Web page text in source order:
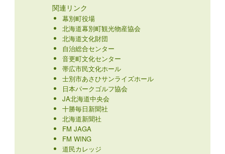
関連リンク
幕別町役場
北海道幕別町観光物産協会
北海道文化財団
自治総合センター
音更町文化センター
帯広市民文化ホール
士別市あさひサンライズホール
日本パークゴルフ協会
JA北海道中央会
十勝毎日新聞社
北海道新聞社
FM JAGA
FM WING
道民カレッジ